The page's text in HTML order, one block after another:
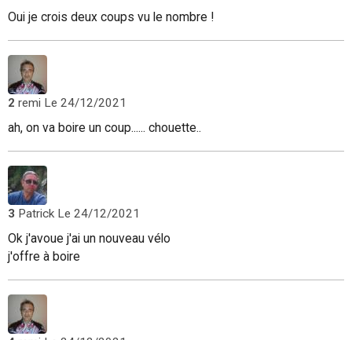
Oui je crois deux coups vu le nombre !
2 remi Le 24/12/2021
ah, on va boire un coup...... chouette..
3 Patrick Le 24/12/2021
Ok j'avoue j'ai un nouveau vélo
j'offre à boire